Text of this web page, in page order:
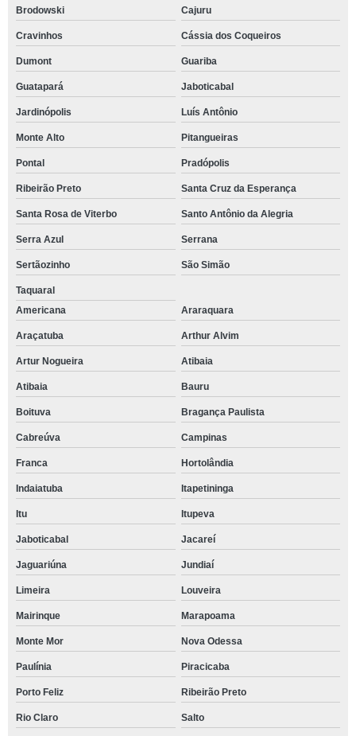
Brodowski Cajuru
Cravinhos Cássia dos Coqueiros
Dumont Guariba
Guatapará Jaboticabal
Jardinópolis Luís Antônio
Monte Alto Pitangueiras
Pontal Pradópolis
Ribeirão Preto Santa Cruz da Esperança
Santa Rosa de Viterbo Santo Antônio da Alegria
Serra Azul Serrana
Sertãozinho São Simão
Taquaral
Americana
Araraquara
Araçatuba Arthur Alvim
Artur Nogueira Atibaia
Atibaia Bauru
Boituva Bragança Paulista
Cabreúva Campinas
Franca Hortolândia
Indaiatuba Itapetininga
Itu Itupeva
Jaboticabal Jacareí
Jaguariúna Jundiaí
Limeira Louveira
Mairinque Marapoama
Monte Mor Nova Odessa
Paulínia Piracicaba
Porto Feliz Ribeirão Preto
Rio Claro Salto